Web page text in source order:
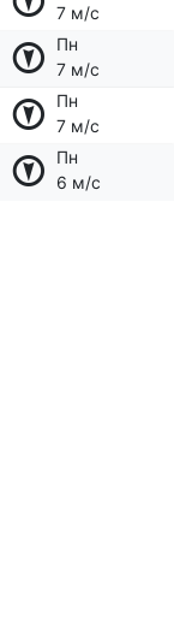
7 м/с
Пн
7 м/с
Пн
7 м/с
Пн
6 м/с